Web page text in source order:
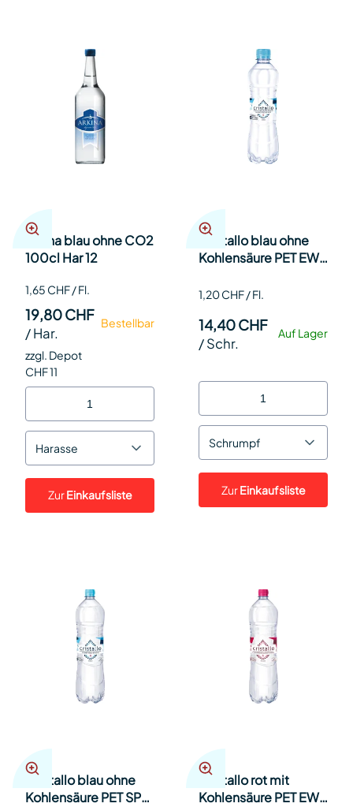
Arkina blau ohne CO2
100cl Har 12
1,65 CHF / Fl.
Bestellbar
19,80 CHF
/Har.
zzgl. Depot
CHF 11
Harasse
ZurEinkaufsliste
Cristallo blau ohne
Kohlensäure PET EW
1,20 CHF / Fl.
Auf Lager
14,40 CHF
/Schr.
Schrumpf
ZurEinkaufsliste
Cristallo blau ohne
Kohlensäure PET SP
Cristallo rot mit
Kohlensäure PET EW